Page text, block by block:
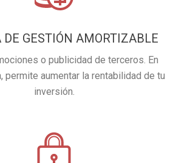
GESTIÓN AMORTIZABLE
o publicidad de terceros. En
permite aumentar la rentabilidad de tu
inversión.